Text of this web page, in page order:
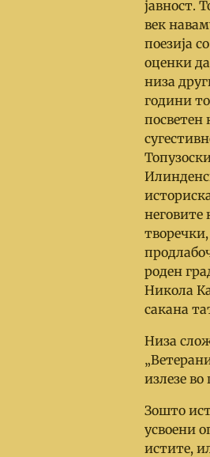
јавност.
век
поезија
оценки
низа
години
посветен
неговите
роден
Никола
сакана
Низа
излезе
Зошто
усвоени
истите,